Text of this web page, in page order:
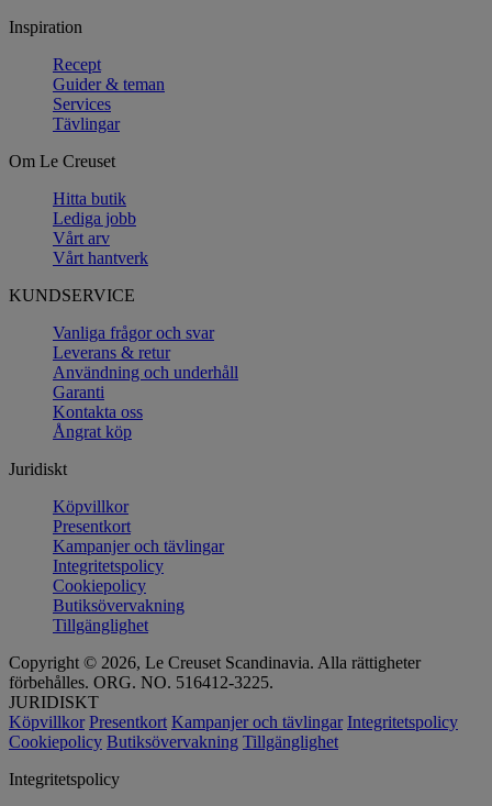
Inspiration
Recept
Guider & teman
Services
Tävlingar
Om Le Creuset
Hitta butik
Lediga jobb
Vårt arv
Vårt hantverk
KUNDSERVICE
Vanliga frågor och svar
Leverans & retur
Användning och underhåll
Garanti
Kontakta oss
Ångrat köp
Juridiskt
Köpvillkor
Presentkort
Kampanjer och tävlingar
Integritetspolicy
Cookiepolicy
Butiksövervakning
Tillgänglighet
Copyright © 2026, Le Creuset Scandinavia. Alla rättigheter
förbehålles. ORG. NO. 516412-3225.
JURIDISKT
Köpvillkor Presentkort Kampanjer och tävlingar Integritetspolicy
Cookiepolicy Butiksövervakning Tillgänglighet
Integritetspolicy